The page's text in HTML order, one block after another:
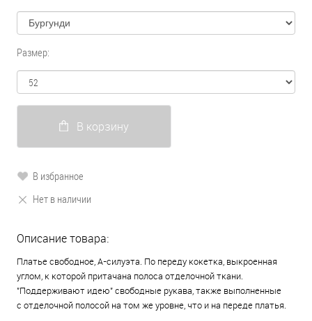
Размер:
В корзину
В избранное
Нет в наличии
Описание товара:
Платье свободное, А-силуэта. По переду кокетка, выкроенная
углом, к которой притачана полоса отделочной ткани.
"Поддерживают идею" свободные рукава, также выполненные
с отделочной полосой на том же уровне, что и на переде платья.